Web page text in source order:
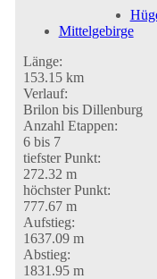
Mittelgebirge
Länge:
153.15 km
Verlauf:
Brilon bis Dillenburg
Anzahl Etappen:
6 bis 7
tiefster Punkt:
272.32 m
höchster Punkt:
777.67 m
Aufstieg:
1637.09 m
Abstieg:
1831.95 m